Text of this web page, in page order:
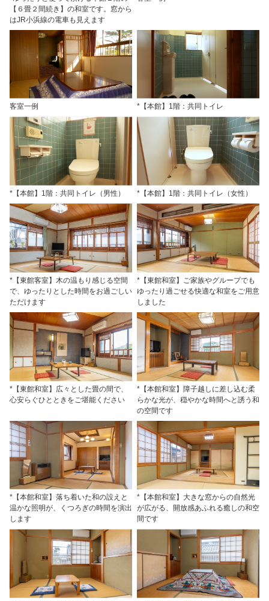
【６畳２間続き】の和室です。窓から
はJR小浜線の電車も見えます
客室一例 *【本館】1階：共同トイレ
*【本館】1階：共同トイレ（男性） *【本館】1階：共同トイレ（女性）
*【東館客室】木の温もり感じる空間
で、ゆったりとした時間をお過ごしい
ただけます
*【東館和室】ご家族やグループでも
ゆったり過ごせる快適な和室をご用意
しました
*【東館和室】広々とした畳の間で、
心安らぐひとときをご堪能ください
*【本館和室】障子越しに差し込む柔
らかな光が、穏やかな時間へと誘う和
の空間です
*【本館和室】落ち着いた和の設えと
温かな照明が、くつろぎの時間を演出
します
*【本館和室】大きな窓からの自然光
が広がる、開放感あふれる癒しの和空
間です